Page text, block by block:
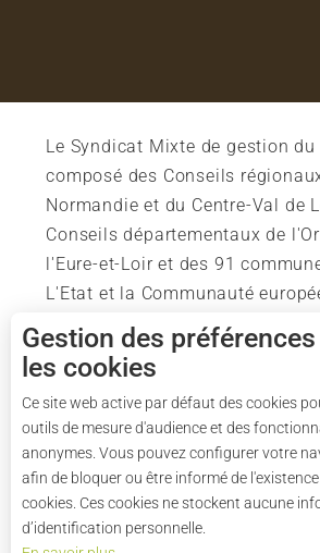
Le Syndicat Mixte de gestion du
composé des Conseils
Normandie et du Centre-Val de
Conseils départementaux de
l'Eure-et-Loir et des 91
L'Etat et la Communauté
soutiennent également l'action
Comment venir ?
Gestion des
les cookies
Ce site web active par défaut des cookies
outils de mesure d'audience et des
anonymes. Vous pouvez configurer votre
afin de bloquer ou être informé de
cookies. Ces cookies ne stockent aucune
d’identification personnelle.